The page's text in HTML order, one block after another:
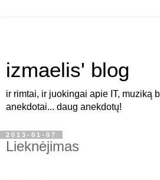
izmaelis' blog
ir rimtai, ir juokingai apie IT, muziką
anekdotai... daug anekdotų!
2013-01-07
Lieknėjimas